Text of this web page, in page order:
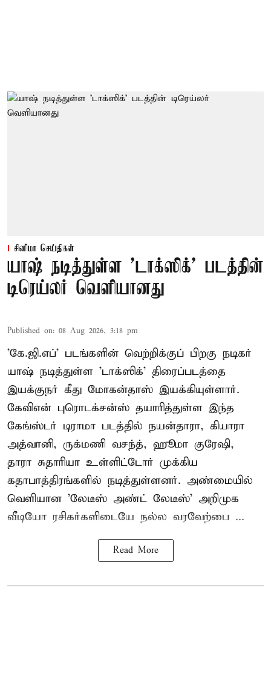
சினிமா செய்திகள்
யாஷ் நடித்துள்ள 'டாக்‌ஸிக்' படத்தின்
டிரெய்லர் வெளியானது
Published on: 08 Aug 2026, 3:18 pm
'கே.ஜி.எப்' படங்களின் வெற்றிக்குப் பிறகு நடிகர்
யாஷ் நடித்துள்ள 'டாக்ஸிக்' திரைப்படத்தை
இயக்குநர் கீது மோகன்தாஸ் இயக்கியுள்ளார்.
கேவிஎன் புரொடக்சன்ஸ் தயாரித்துள்ள இந்த
கேங்ஸ்டர் டிராமா படத்தில் நயன்தாரா, கியாரா
அத்வானி, ருக்மணி வசந்த், ஹூமா குரேஷி,
தாரா சுதாரியா உள்ளிட்டோர் முக்கிய
கதாபாத்திரங்களில் நடித்துள்ளனர். அண்மையில்
வெளியான 'லேடீஸ் அண்ட் லேடீஸ்' அறிமுக
வீடியோ ரசிகர்களிடையே நல்ல வரவேற்பை ...
Read More